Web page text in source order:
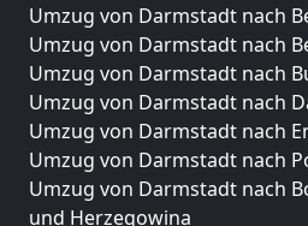
Umzug von Darmstadt nach
Umzug von Darmstadt nach
Umzug von Darmstadt nach
Umzug von Darmstadt nach
Umzug von Darmstadt nach
Umzug von Darmstadt nach
Umzug von Darmstadt nach
und Herzegowina